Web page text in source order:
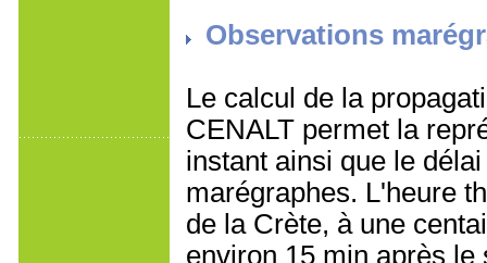
Observations
Le calcul de la
CENALT permet la
instant ainsi que le
marégraphes. L'heure
de la Crète, à une
environ 15 min après le